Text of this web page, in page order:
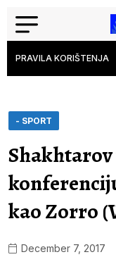
PRAVILA KORIŠTENJA
- SPORT
kao Zorro
December 7, 2017